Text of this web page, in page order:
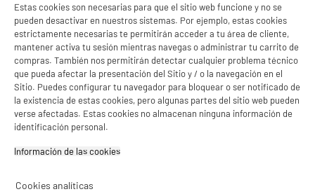
★★★★★
★★★★★
4.5/5(159)
compare_product
DECALK MINI 2x100 ml.
Tipo : Desincrustante
Compatible con : Todas Las Cafeteras
Espresso
8 96
Estas cookies son necesarias para que el sitio web funcione y no se
pueden desactivar en nuestros sistemas. Por ejemplo, estas cookies
estrictamente necesarias te permitirán acceder a tu área de cliente,
mantener activa tu sesión mientras navegas o administrar tu carrito de
compras. También nos permitirán detectar cualquier problema técnico
que pueda afectar la presentación del Sitio y / o la navegación en el
Sitio. Puedes configurar tu navegador para bloquear o ser notificado de
la existencia de estas cookies, pero algunas partes del sitio web pueden
verse afectadas. Estas cookies no almacenan ninguna información de
identificación personal.
Información de las cookies‎
Cookies analíticas